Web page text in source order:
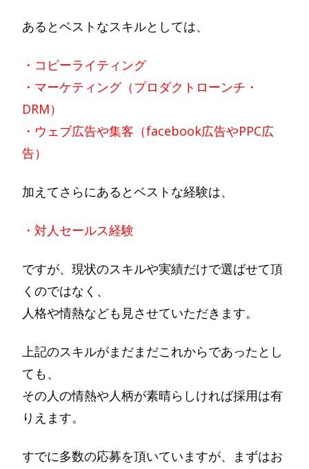
あるとベストなスキルとしては、
・コピーライティング
・マーケティング（プロダクトローンチ・
DRM）
・ウェブ広告や集客（facebook広告やPPC広
告）
加えてさらにあるとベストな経験は、
・対人セールス経験
ですが、現状のスキルや実績だけで選ばせて頂
くのではなく、
人格や情熱なども見させていただきます。
上記のスキルがまだまだこれからであったとし
ても、
その人の情熱や人柄が素晴らしければ採用は有
りえます。
すでに多数の応募を頂いていますが、まずはお